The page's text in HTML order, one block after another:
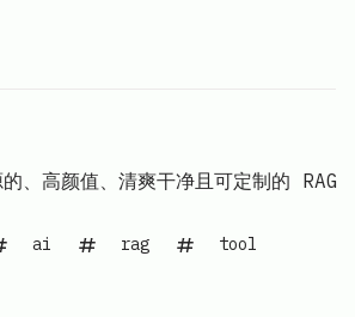
、高颜值、清爽干净且可定制的 RAG
ai rag
tool